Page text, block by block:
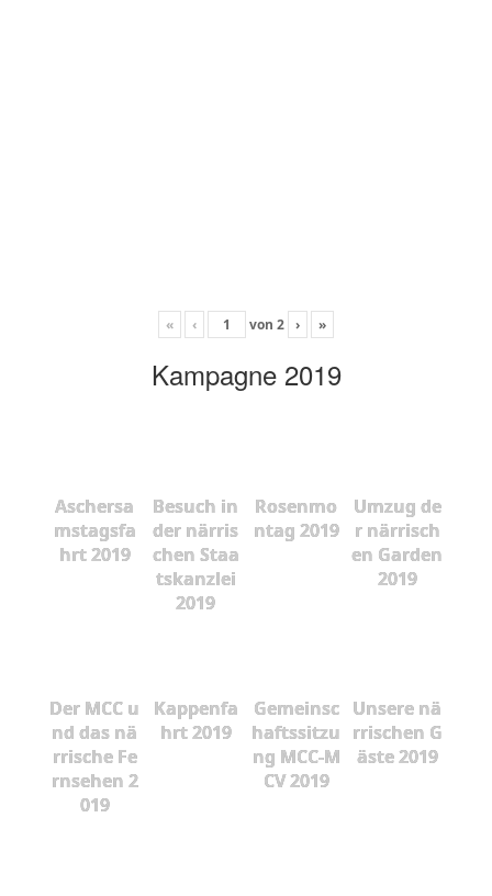
« ‹ von 2 › »
Kampagne 2019
Aschersa
mstagsfa
hrt 2019
Besuch in
der närris
chen Staa
tskanzlei
2019
Rosenmo
ntag 2019
Umzug de
r närrisch
en Garden
2019
Der MCC u
nd das nä
rrische Fe
rnsehen 2
019
Kappenfa
hrt 2019
Gemeinsc
haftssitzu
ng MCC-M
CV 2019
Unsere nä
rrischen G
äste 2019